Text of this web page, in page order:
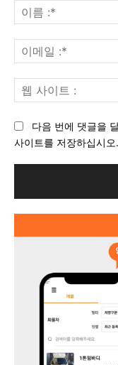
견
:
다음 번에 댓글을
사이트를 저장하십시오.